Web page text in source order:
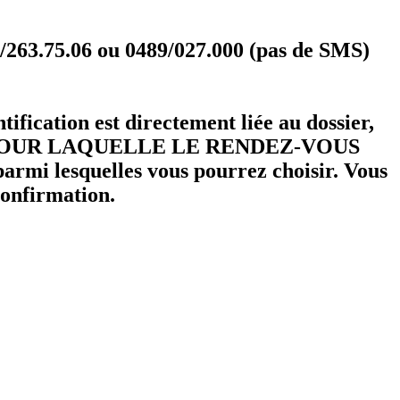
ou 0489/027.000 (pas de SMS)
est directement liée au dossier,
LAQUELLE LE RENDEZ-VOUS
lesquelles vous pourrez choisir. Vous